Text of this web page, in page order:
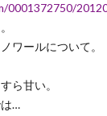
0001372750/
ワールについて。
ら甘い。
は…